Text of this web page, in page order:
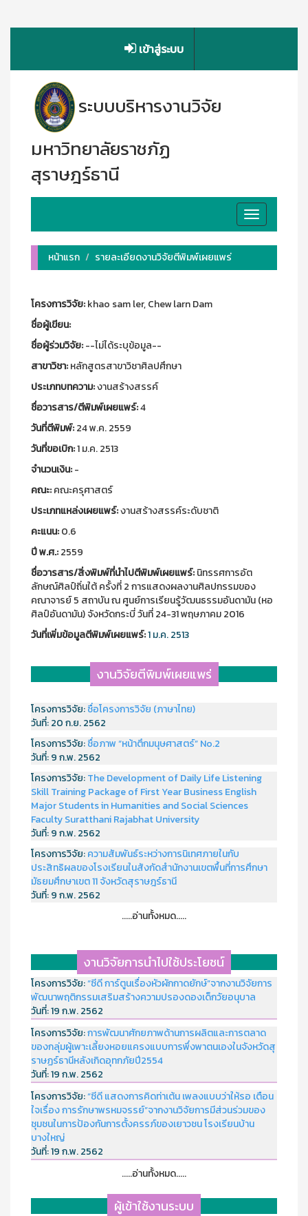
เข้าสู่ระบบ
ระบบบริหารงานวิจัย
มหาวิทยาลัยราชภัฏ
สุราษฎร์ธานี
Toggle
navigation
หน้าแรก
รายละเอียดงานวิจัยตีพิมพ์เผยแพร่
โครงการวิจัย:khao sam ler, Chew larn Dam
ชื่อผู้เขียน:
ชื่อผู้ร่วมวิจัย:--ไม่ได้ระบุข้อมูล--
สาขาวิชา:หลักสูตรสาขาวิชาศิลปศึกษา
ประเภทบทความ:งานสร้างสรรค์
ชื่อวารสาร/ตีพิมพ์เผยแพร์:4
วันที่ตีพิมพ์:24 พ.ค. 2559
วันที่ขอเบิก:1 ม.ค. 2513
จำนวนเงิน:-
คณะ:คณะครุศาสตร์
ประเภทแหล่งเผยแพร์:งานสร้างสรรค์ระดับชาติ
คะแนน:0.6
ปี พ.ศ.:2559
ชื่อวารสาร/สิ่งพิมพ์ที่นำไปตีพิมพ์เผยแพร์:นิทรรศการอัต
ลักษณ์ศิลป์ถิ่นใต้ ครั้งที่ 2 การแสดงผลงานศิลปกรรมของ
คณาจารย์ 5 สถาบัน ณ ศูนย์การเรียนรู้วัฒนธรรมอันดามัน (หอ
ศิลป์อันดามัน) จังหวัดกระบี่ วันที่ 24-31 พฤษภาคม 2016
วันที่เพิ่มข้อมูลตีพิมพ์เผยแพร์:1 ม.ค. 2513
งานวิจัยตีพิมพ์เผยแพร่
โครงการวิจัย:ชื่อโครงการวิจัย (ภาษาไทย)
วันที่:20 ก.ย. 2562
โครงการวิจัย:ชื่อภาพ “หน้าตึกมนุษศาสตร์” No.2
วันที่:9 ก.พ. 2562
โครงการวิจัย:The Development of Daily Life Listening
Skill Training Package of First Year Business English
Major Students in Humanities and Social Sciences
Faculty Suratthani Rajabhat University
วันที่:9 ก.พ. 2562
โครงการวิจัย:ความสัมพันธ์ระหว่างการนิเทศภายในกับ
ประสิทธิผลของโรงเรียนในสังกัดสำนักงานเขตพื้นที่การศึกษา
มัธยมศึกษาเขต 11 จังหวัดสุราษฎร์ธานี
วันที่:9 ก.พ. 2562
.....อ่านทั้งหมด.....
งานวิจัยการนำไปใช้ประโยชน์
โครงการวิจัย:“ซีดี การ์ตูนเรื่องหัวผักกาดยักษ์”จากงานวิจัยการ
พัฒนาพฤติกรรมเสริมสร้างความปรองดองเด็กวัยอนุบาล
วันที่:19 ก.พ. 2562
โครงการวิจัย:การพัฒนาศักยภาพด้านการผลิตและการตลาด
ของกลุ่มผู้เพาะเลี้ยงหอยแครงแบบการพึ่งพาตนเองในจังหวัดสุ
ราษฏร์ธานีหลังเกิดอุทกภัยปี2554
วันที่:19 ก.พ. 2562
โครงการวิจัย:“ซีดี แสดงการคิดท่าเต้น เพลงแบบว่าให้รอ เตือน
ใจเรื่อง การรักษาพรหมจรรย์”จากงานวิจัยการมีส่วนร่วมของ
ชุมชนในการป้องกันการตั้งครรภ์ของเยาวชน โรงเรียนบ้าน
บางใหญ่
วันที่:19 ก.พ. 2562
.....อ่านทั้งหมด.....
ผู้เข้าใช้งานระบบ